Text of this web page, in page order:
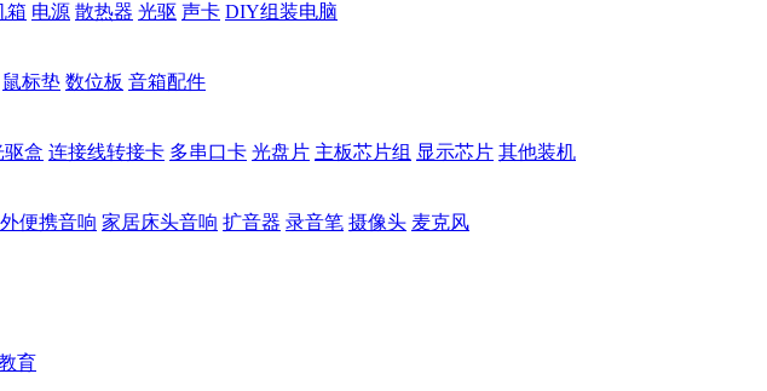
箱 电源 散热器 光驱 声卡 DIY组装电脑
鼠标垫 数位板 音箱配件
驱盒 连接线转接卡 多串口卡 光盘片 主板芯片组 显示芯片 其他装机
便携音响 家居床头音响 扩音器 录音笔 摄像头 麦克风
育